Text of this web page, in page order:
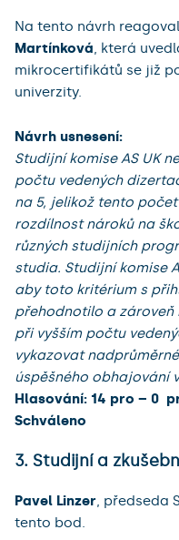
Na tento návrh
Martínková, která
mikrocertifikátů se již
univerzity.
Návrh usnesení:
Studijní komise AS UK
počtu vedených
na 5, jelikož tento
rozdílnost nároků na
různých studijních
studia. Studijní komise
aby toto kritérium s
přehodnotilo a zároveň
při vyšším počtu
vykazovat
úspěšného obhajování v
Hlasování: 14 pro – 0
Schváleno
3. Studijní a
Pavel Linzer, předseda
tento bod.